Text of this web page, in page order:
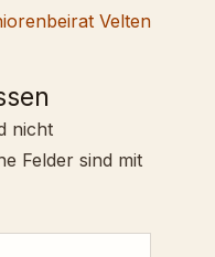
Velten
nicht
Felder sind mit